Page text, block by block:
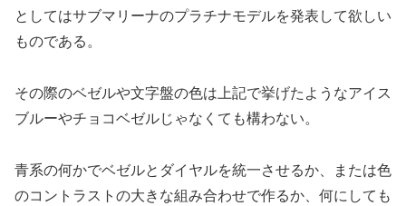
としてはサブマリーナのプラチナモデルを発表して欲しい
ものである。
その際のベゼルや文字盤の色は上記で挙げたようなアイス
ブルーやチョコベゼルじゃなくても構わない。
青系の何かでベゼルとダイヤルを統一させるか、または色
のコントラストの大きな組み合わせで作るか、何にしても